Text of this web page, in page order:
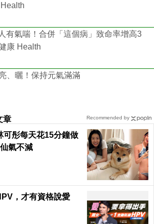
有氣喘！合併「這個病」致命率增高3
康 Health
、曬！保持元氣滿滿
章
彤每天花15分鐘做
氣不減
，才有資格說愛
Recommended by